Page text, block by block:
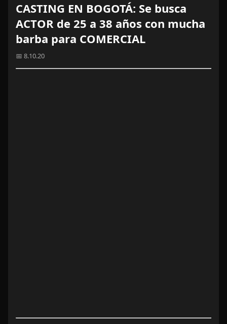
CASTING EN BOGOTÁ: Se busca
ACTOR de 25 a 38 años con mucha
barba para COMERCIAL
📅 8.10.20